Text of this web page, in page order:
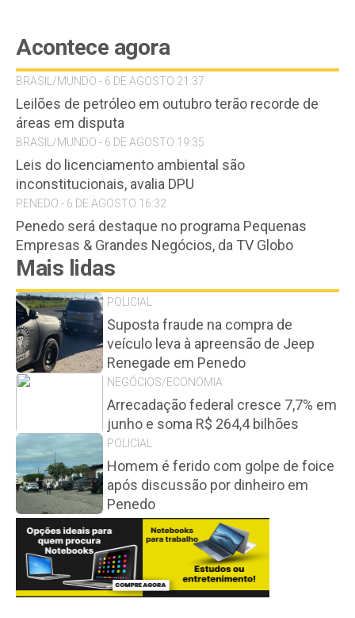
Acontece agora
BRASIL/MUNDO - 6 DE AGOSTO 21:37
Leilões de petróleo em outubro terão recorde de
áreas em disputa
BRASIL/MUNDO - 6 DE AGOSTO 19:35
Leis do licenciamento ambiental são
inconstitucionais, avalia DPU
PENEDO - 6 DE AGOSTO 16:32
Penedo será destaque no programa Pequenas
Empresas & Grandes Negócios, da TV Globo
Mais lidas
POLICIAL
Suposta fraude na compra de
veículo leva à apreensão de Jeep
Renegade em Penedo
NEGÓCIOS/ECONOMIA
Arrecadação federal cresce 7,7% em
junho e soma R$ 264,4 bilhões
POLICIAL
Homem é ferido com golpe de foice
após discussão por dinheiro em
Penedo